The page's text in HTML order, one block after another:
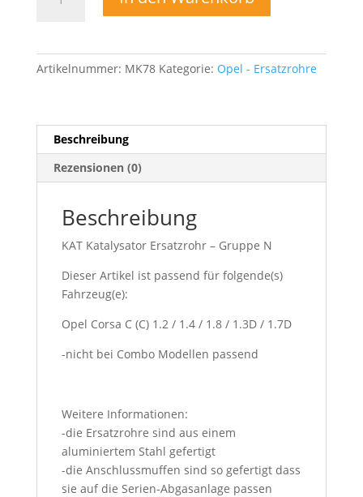
Artikelnummer: MK78 Kategorie: Opel - Ersatzrohre
Beschreibung
Rezensionen (0)
Beschreibung
KAT Katalysator Ersatzrohr – Gruppe N
Dieser Artikel ist passend für folgende(s)
Fahrzeug(e):
Opel Corsa C (C) 1.2 / 1.4 / 1.8 / 1.3D / 1.7D
-nicht bei Combo Modellen passend
Weitere Informationen:
-die Ersatzrohre sind aus einem
aluminiertem Stahl gefertigt
-die Anschlussmuffen sind so gefertigt dass
sie auf die Serien-Abgasanlage passen